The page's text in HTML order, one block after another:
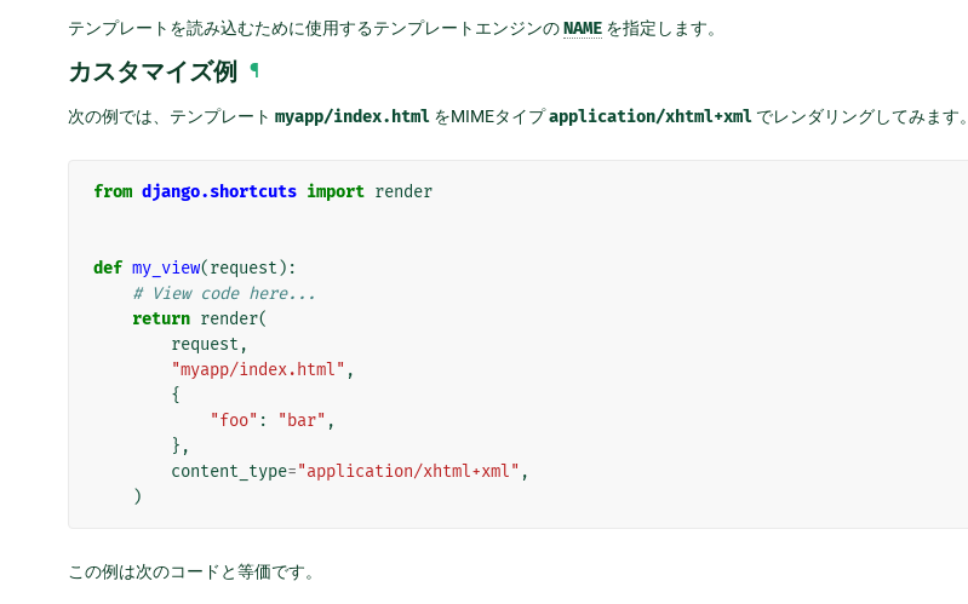
テンプレートを読み込むために使用するテンプレートエンジンのNAME を指定します。
カスタマイズ例 ¶
次の例では、テンプレート myapp/index.html をMIMEタイプapplication/xhtml+xml でレンダリングしてみます。
from django.shortcuts import render
def my_view(request ):
# View code here...
return render(
request ,
"myapp/index.html" ,
{
"foo" : "bar" ,
},
content_type="application/xhtml+xml" ,
)
この例は次のコードと等価です。